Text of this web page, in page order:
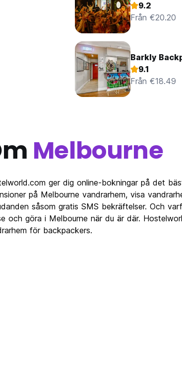
9.2
Från €20.20
Barkly
9.1
Från €18.49
Melbourne
ger dig online-bokningar på det
på Melbourne vandrarhem, visa
såsom gratis SMS bekräftelser. Och
och göra i Melbourne när du är där.
för backpackers.